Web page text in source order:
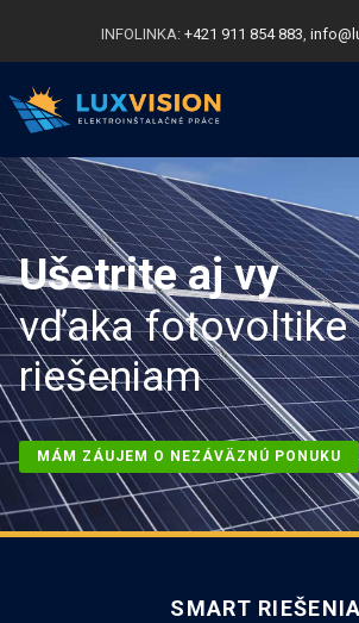
INFOLINKA: +421 911 854 883,
Kontakt
MÁM ZÁUJEM O NEZÁVÄZNÚ PONUKU
vďaka fotovoltike
riešeniam
Ušetrite aj vy
SMART RIEŠENIA